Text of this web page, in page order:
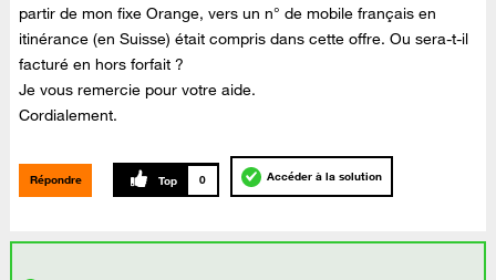
partir de mon fixe Orange, vers un n° de mobile français en
itinérance (en Suisse) était compris dans cette offre. Ou sera-t-il
facturé en hors forfait ?
Je vous remercie pour votre aide.
Cordialement.
Répondre 0 Accéder à la solution